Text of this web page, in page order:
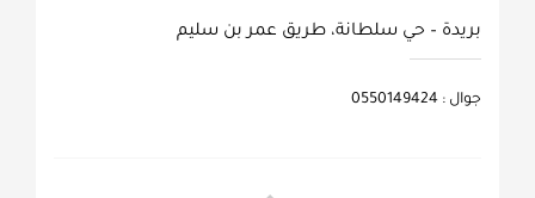
بريدة – حي سلطانة، طريق عمر بن سليم
جوال : 0550149424